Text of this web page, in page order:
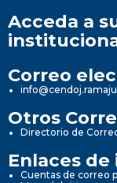
Acceda a
Correo
Otros
Directorio de
Enlaces
Cuentas de correo